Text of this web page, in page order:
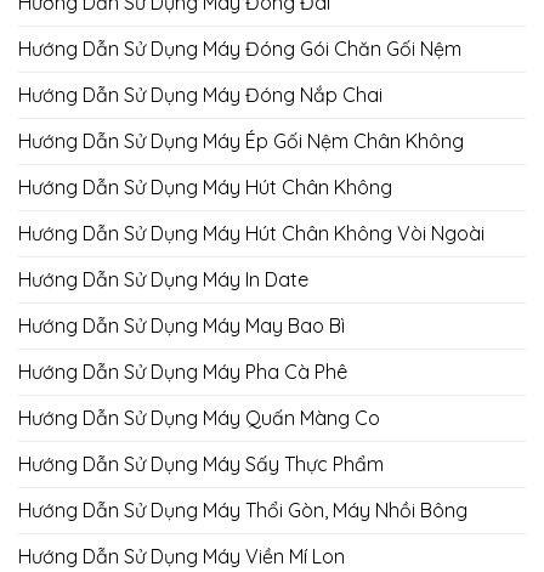
Hướng Dẫn Sử Dụng Máy Đóng Gói Chăn Gối Nệm
Hướng Dẫn Sử Dụng Máy Đóng Nắp Chai
Hướng Dẫn Sử Dụng Máy Ép Gối Nệm Chân Không
Hướng Dẫn Sử Dụng Máy Hút Chân Không
Hướng Dẫn Sử Dụng Máy Hút Chân Không Vòi Ngoài
Hướng Dẫn Sử Dụng Máy In Date
Hướng Dẫn Sử Dụng Máy May Bao Bì
Hướng Dẫn Sử Dụng Máy Pha Cà Phê
Hướng Dẫn Sử Dụng Máy Quấn Màng Co
Hướng Dẫn Sử Dụng Máy Sấy Thực Phẩm
Hướng Dẫn Sử Dụng Máy Thổi Gòn, Máy Nhồi Bông
Hướng Dẫn Sử Dụng Máy Viền Mí Lon